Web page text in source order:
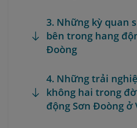
3. Những kỳ quan
bên trong hang
Đoòng
4. Những trải
không hai trong
động Sơn Đoòng ở